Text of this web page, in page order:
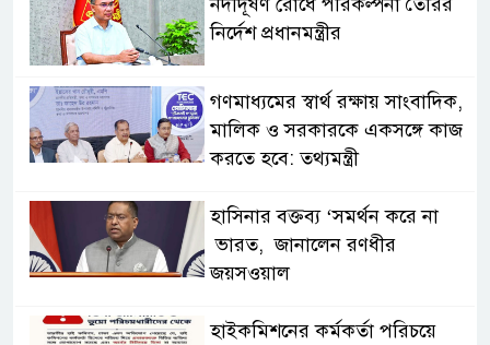
নির্দেশ প্রধানমন্ত্রীর
গণমাধ্যমের স্বার্থ রক্ষায় সাংবাদিক,
মালিক ও সরকারকে একসঙ্গে কাজ
করতে হবে: তথ্যমন্ত্রী
হাসিনার বক্তব্য ‘সমর্থন করে না
ভারত, জানালেন রণধীর
জয়সওয়াল
হাইকমিশনের কর্মকর্তা পরিচয়ে